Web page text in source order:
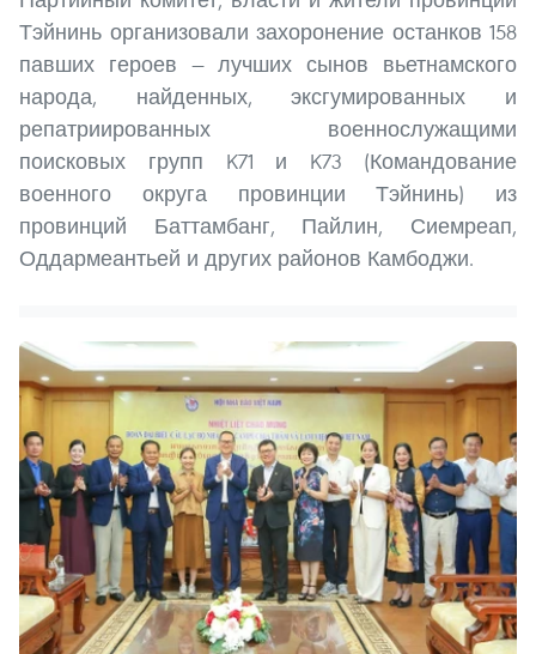
Тэйнинь организовали захоронение останков 158
павших героев — лучших сынов вьетнамского
народа, найденных, эксгумированных и
репатриированных военнослужащими
поисковых групп K71 и K73 (Командование
военного округа провинции Тэйнинь) из
провинций Баттамбанг, Пайлин, Сиемреап,
Оддармеантьей и других районов Камбоджи.